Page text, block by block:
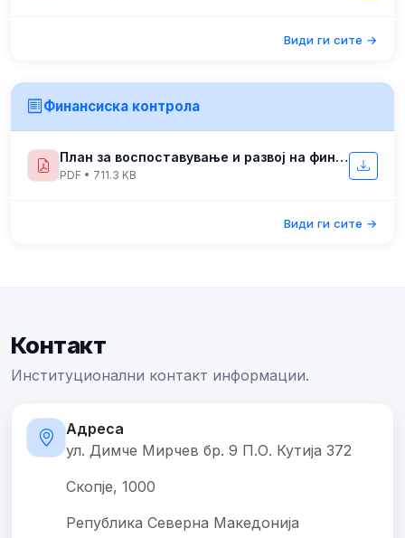
Види ги сите →
Финансиска контрола
План за воспоставување и развој на финансико управувње и контрола
PDF • 711.3 KB
Види ги сите →
Контакт
Институционални контакт информации.
Адреса
ул. Димче Мирчев бр. 9 П.О. Кутија 372
Скопје, 1000
Република Северна Македонија